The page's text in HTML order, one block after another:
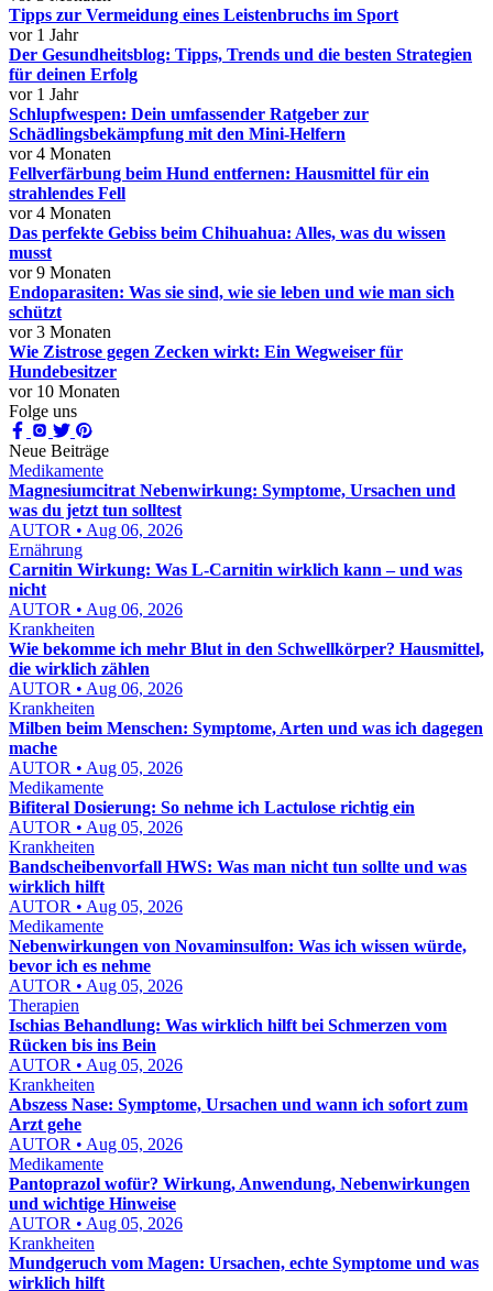
Tipps zur Vermeidung eines Leistenbruchs im Sport
vor 1 Jahr
Der Gesundheitsblog: Tipps, Trends und die besten Strategien
für deinen Erfolg
vor 1 Jahr
Schlupfwespen: Dein umfassender Ratgeber zur
Schädlingsbekämpfung mit den Mini-Helfern
vor 4 Monaten
Fellverfärbung beim Hund entfernen: Hausmittel für ein
strahlendes Fell
vor 4 Monaten
Das perfekte Gebiss beim Chihuahua: Alles, was du wissen
musst
vor 9 Monaten
Endoparasiten: Was sie sind, wie sie leben und wie man sich
schützt
vor 3 Monaten
Wie Zistrose gegen Zecken wirkt: Ein Wegweiser für
Hundebesitzer
vor 10 Monaten
Folge uns
Neue Beiträge
Medikamente
Magnesiumcitrat Nebenwirkung: Symptome, Ursachen und
was du jetzt tun solltest
AUTOR • Aug 06, 2026
Ernährung
Carnitin Wirkung: Was L-Carnitin wirklich kann – und was
nicht
AUTOR • Aug 06, 2026
Krankheiten
Wie bekomme ich mehr Blut in den Schwellkörper? Hausmittel,
die wirklich zählen
AUTOR • Aug 06, 2026
Krankheiten
Milben beim Menschen: Symptome, Arten und was ich dagegen
mache
AUTOR • Aug 05, 2026
Medikamente
Bifiteral Dosierung: So nehme ich Lactulose richtig ein
AUTOR • Aug 05, 2026
Krankheiten
Bandscheibenvorfall HWS: Was man nicht tun sollte und was
wirklich hilft
AUTOR • Aug 05, 2026
Medikamente
Nebenwirkungen von Novaminsulfon: Was ich wissen würde,
bevor ich es nehme
AUTOR • Aug 05, 2026
Therapien
Ischias Behandlung: Was wirklich hilft bei Schmerzen vom
Rücken bis ins Bein
AUTOR • Aug 05, 2026
Krankheiten
Abszess Nase: Symptome, Ursachen und wann ich sofort zum
Arzt gehe
AUTOR • Aug 05, 2026
Medikamente
Pantoprazol wofür? Wirkung, Anwendung, Nebenwirkungen
und wichtige Hinweise
AUTOR • Aug 05, 2026
Krankheiten
Mundgeruch vom Magen: Ursachen, echte Symptome und was
wirklich hilft